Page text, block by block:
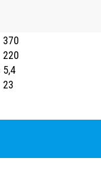
370
220
5,4
23